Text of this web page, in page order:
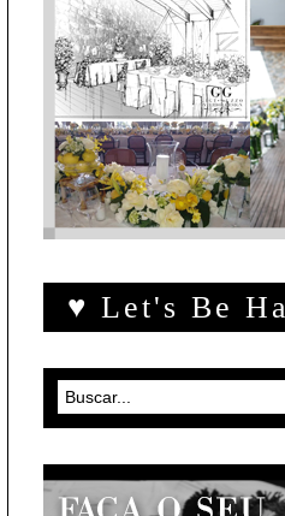
♥ Let's Be